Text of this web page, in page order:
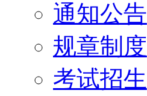
通知公告
规章制度
考试招生